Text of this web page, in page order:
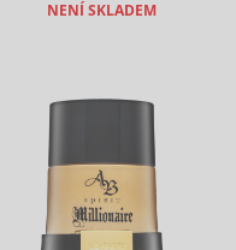
NENÍ SKLADEM